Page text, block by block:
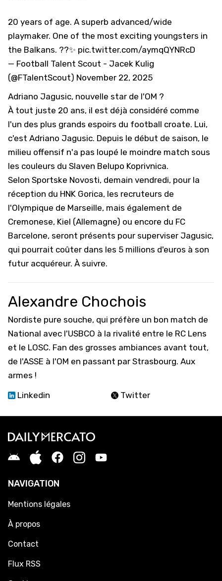
20 years of age. A superb advanced/wide
playmaker. One of the most exciting youngsters in
the Balkans. ??✨ pic.twitter.com/aymqQYNRcD
— Football Talent Scout - Jacek Kulig
(@FTalentScout) November 22, 2025
Adriano Jagusic, nouvelle star de l'OM ?
À tout juste 20 ans, il est déjà considéré comme
l'un des plus grands espoirs du football croate. Lui,
c'est Adriano Jagusic. Depuis le début de saison, le
milieu offensif n'a pas loupé le moindre match sous
les couleurs du Slaven Belupo Koprivnica.
Selon Sportske Novosti, demain vendredi, pour la
réception du HNK Gorica, les recruteurs de
l'Olympique de Marseille, mais également de
Cremonese, Kiel (Allemagne) ou encore du FC
Barcelone, seront présents pour superviser Jagusic,
qui pourrait coûter dans les 5 millions d'euros à son
futur acquéreur. À suivre.
Alexandre Chochois
Nordiste pure souche, qui préfère un bon match de
National avec l'USBCO à la rivalité entre le RC Lens
et le LOSC. Fan des grosses ambiances avant tout,
de l'ASSE à l'OM en passant par Strasbourg. Aux
armes !
Linkedin
Twitter
NAVIGATION
Mentions légales
À propos
Contact
Flux RSS